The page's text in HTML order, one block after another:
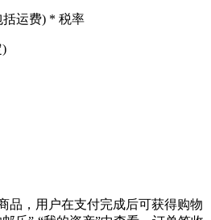
括运费) * 税率
)
品，用户在支付完成后可获得购物